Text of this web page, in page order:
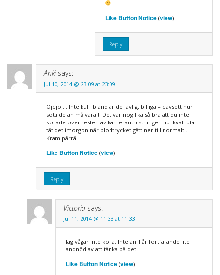
Like Button Notice(view)
Reply
Anki says:
Jul 10, 2014 @ 23:09 at 23:09
Ojojoj… Inte kul. Ibland är de jävligt billiga – oavsett hur
söta de än må vara!!! Det var nog lika så bra att du inte
kollade över resten av kamerautrustningen nu ikväll utan
tät det imorgon när blodtrycket gått ner till normalt…
Kram pårrä
Like Button Notice(view)
Reply
Victoria says:
Jul 11, 2014 @ 11:33 at 11:33
Jag vågar inte kolla. Inte än. Får fortfarande lite
andnöd av att tänka på det.
Like Button Notice(view)